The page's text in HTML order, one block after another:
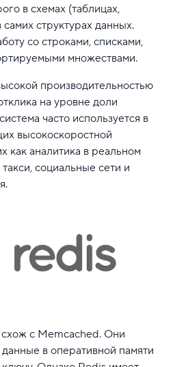
в схемах (таблицах,
самих структурах данных.
со строками, списками,
множествами.
производительностью
на уровне доли
часто используется в
высокоскоростной
как аналитика в реальном
социальные сети и
с Memcached. Они
в оперативной памяти